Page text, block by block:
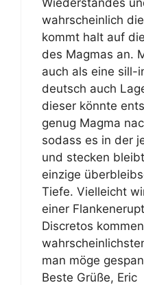
wahrscheinlich
kommt halt auf
des Magmas an.
auch als eine sill-
deutsch auch
dieser könnte
genug Magma
sodass es in der
und stecken
einzige
Tiefe. Vielleicht
einer
Discretos
man möge
Beste Grüße, Eric